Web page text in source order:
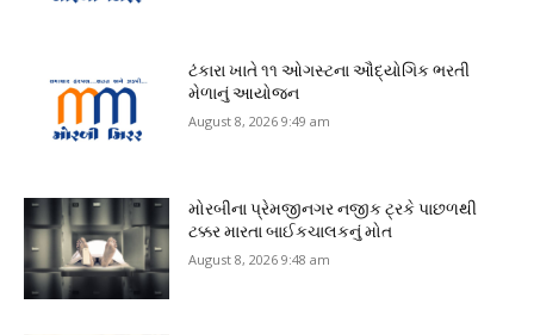
ટંકારા ખાતે ૧૧ ઓગસ્ટના ઔદ્યોગિક ભરતી
મેળાનું આયોજન
August 8, 2026 9:49 am
મોરબીના પ્રેમજીનગર નજીક ટ્રકે પાછળથી
ટક્કર મારતા બાઈકચાલકનું મોત
August 8, 2026 9:48 am